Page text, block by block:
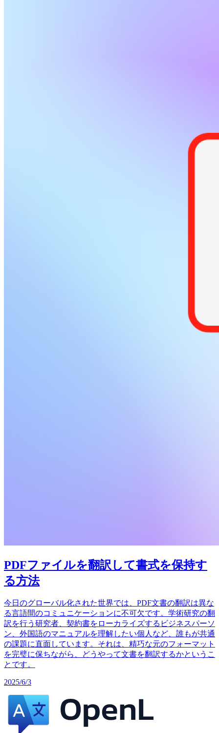
PDFファイルを翻訳して書式を保持す
る方法
今日のグローバル化された世界では、PDF文書の翻訳は異な
る言語間のコミュニケーションに不可欠です。学術研究の翻
訳を行う研究者、契約書をローカライズするビジネスパーソ
ン、外国語のマニュアルを理解したい個人など、誰もが共通
の課題に直面しています。それは、精巧な元のフォーマット
を完璧に保ちながら、どうやって文書を翻訳するかというこ
とです。
2025/6/3